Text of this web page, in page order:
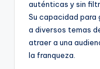
auténticas y sin
Su capacidad para
a diversos temas
atraer a una
la franqueza.